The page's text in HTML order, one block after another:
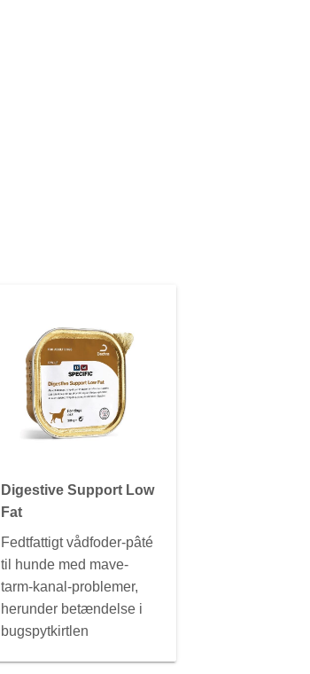
Digestive Support Low
Fat
Fedtfattigt vådfoder-pâté
til hunde med mave-
tarm-kanal-problemer,
herunder betændelse i
bugspytkirtlen